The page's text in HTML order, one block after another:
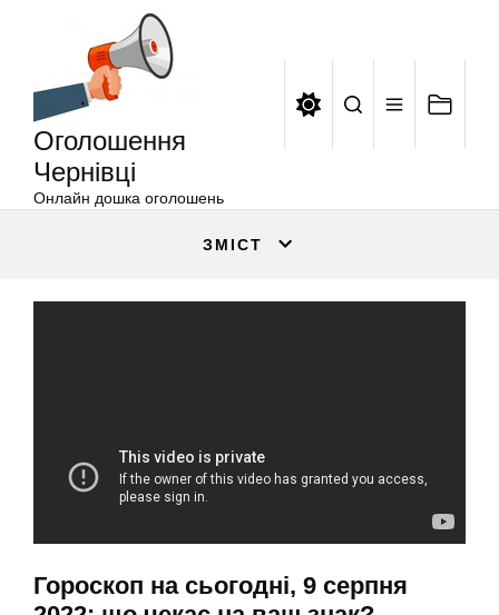
Оголошення
Чернівці
Онлайн дошка оголошень
ЗМІСТ
Гороскоп на сьогодні, 9 серпня